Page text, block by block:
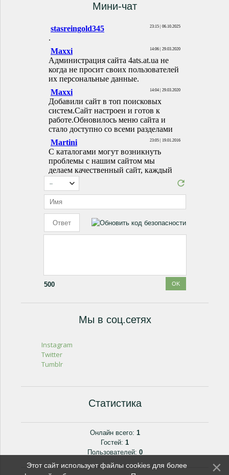
Мини-чат
500
Мы в соц.сетях
Instagram
Twitter
Tumblr
Статистика
Онлайн всего: 1
Гостей: 1
Пользователей: 0
Этот сайт использует файлы cookies для более